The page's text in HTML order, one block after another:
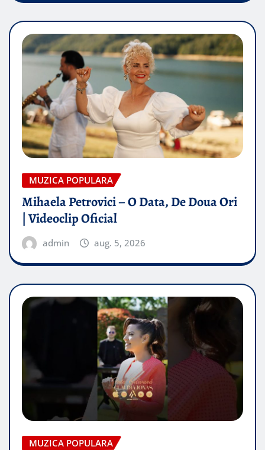
MUZICA POPULARA
Mihaela Petrovici – O Data, De Doua Ori
| Videoclip Oficial
admin aug. 5, 2026
MUZICA POPULARA